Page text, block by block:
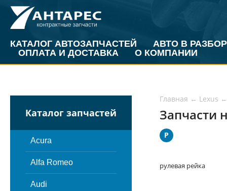
КАТАЛОГ АВТОЗАПЧАСТЕЙ
АВТО В РАЗБОР
ОПЛАТА И ДОСТАВКА
О КОМПАНИИ
Каталог запчастей
Acura
Alfa Romeo
Audi
Главная ← Lexus ←
Запчасти
Р
рулевая рейка